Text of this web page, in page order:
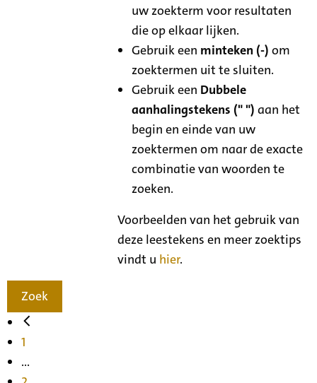
uw zoekterm voor resultaten
die op elkaar lijken.
Gebruik een minteken (-) om
zoektermen uit te sluiten.
Gebruik een Dubbele
aanhalingstekens (" ") aan het
begin en einde van uw
zoektermen om naar de exacte
combinatie van woorden te
zoeken.
Voorbeelden van het gebruik van
deze leestekens en meer zoektips
vindt u hier.
Zoek
1
...